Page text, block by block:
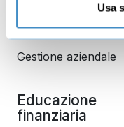
Usa
Gestione aziendale
Educazione
finanziaria